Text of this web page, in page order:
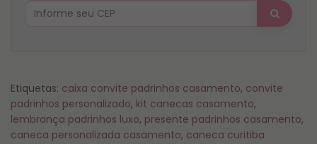
Etiquetas: caixa convite padrinhos casamento, convite
padrinhos personalizado, kit canecas casamento,
lembrança padrinhos luxo, presente padrinhos casamento,
caneca personalizada casamento, caneca curitiba